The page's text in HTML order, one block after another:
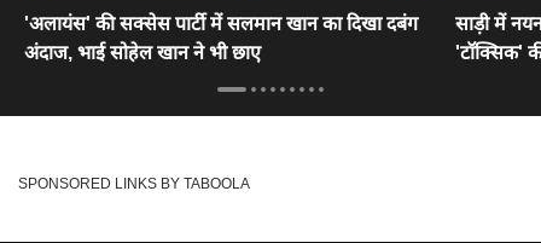
'अलायंस' की सक्सेस पार्टी में सलमान खान का दिखा दबंग
अंदाज, भाई सोहेल खान ने भी छाए
साड़ी में
'टॉक्सिक'
SPONSORED LINKS BY TABOOLA